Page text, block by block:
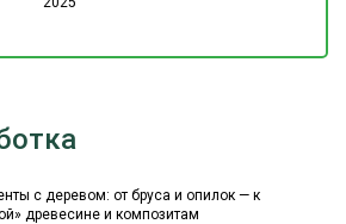
с деревом: от бруса и опилок — к
древесине и композитам